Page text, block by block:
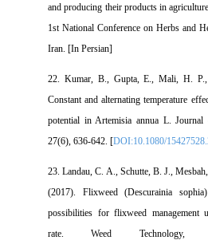
and producing their products in
1st National Conference on Herbs and
Iran. [In Persian]
22. Kumar, B., Gupta, E., Mali, H.
Constant and alternating temperature
potential in Artemisia annua L.
27(6), 636-642. [DOI:10.1080/
23. Landau, C. A., Schutte, B. J.,
(2017). Flixweed (Descurainia
possibilities for flixweed
rate. Weed Technology,